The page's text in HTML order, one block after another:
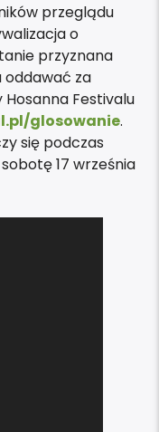
przeglądu
o
przyznana
oddawać za
Festivalu
glosowanie.
się podczas
17 września